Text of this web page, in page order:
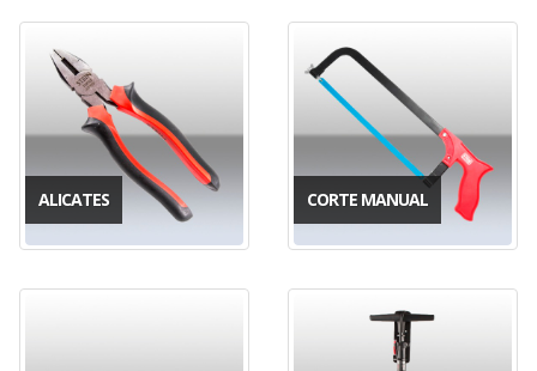
ALICATES CORTE MANUAL